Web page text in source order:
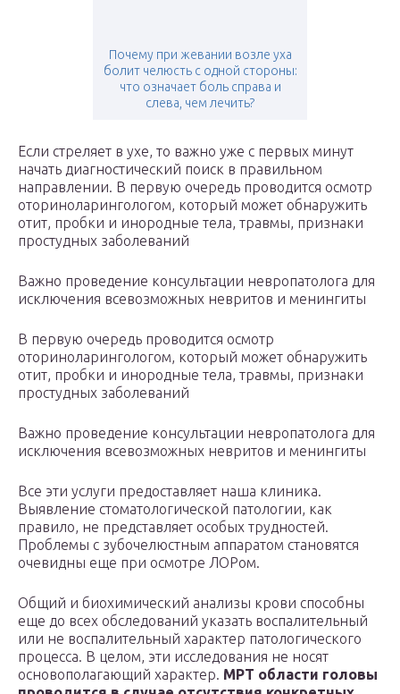
Почему при жевании возле уха
болит челюсть с одной стороны:
что означает боль справа и
слева, чем лечить?
Если стреляет в ухе, то важно уже с первых минут
начать диагностический поиск в правильном
направлении. В первую очередь проводится осмотр
оториноларингологом, который может обнаружить
отит, пробки и инородные тела, травмы, признаки
простудных заболеваний
Важно проведение консультации невропатолога для
исключения всевозможных невритов и менингиты
В первую очередь проводится осмотр
оториноларингологом, который может обнаружить
отит, пробки и инородные тела, травмы, признаки
простудных заболеваний
Важно проведение консультации невропатолога для
исключения всевозможных невритов и менингиты
Все эти услуги предоставляет наша клиника.
Выявление стоматологической патологии, как
правило, не представляет особых трудностей.
Проблемы с зубочелюстным аппаратом становятся
очевидны еще при осмотре ЛОРом.
Общий и биохимический анализы крови способны
еще до всех обследований указать воспалительный
или не воспалительный характер патологического
процесса. В целом, эти исследования не носят
основополагающий характер. МРТ области головы